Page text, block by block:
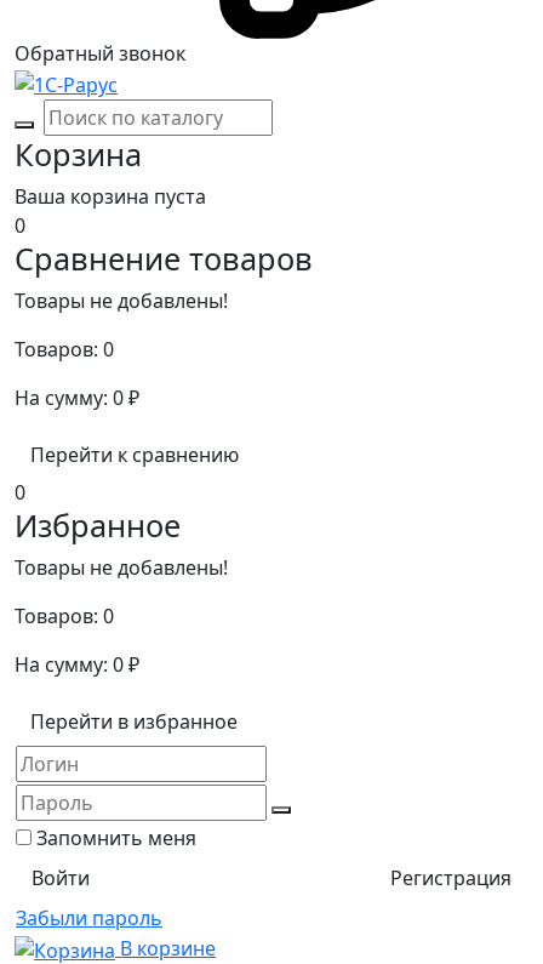
Обратный звонок
Корзина
Ваша корзина пуста
0
Сравнение товаров
Товары не добавлены!
Товаров: 0
На сумму: 0₽
Перейти к сравнению
0
Избранное
Товары не добавлены!
Товаров: 0
На сумму: 0₽
Перейти в избранное
Запомнить меня
Регистрация
Забыли пароль
В корзине